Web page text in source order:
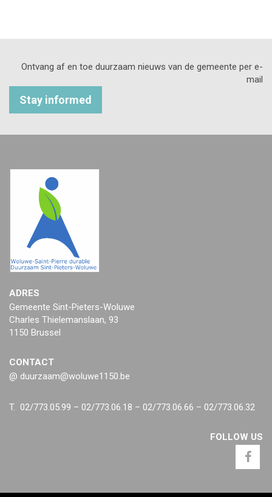
Ontvang af en toe duurzaam nieuws van de gemeente per e-
mail
Stay informed
ADRES
Gemeente Sint-Pieters-Woluwe
Charles Thielemanslaan, 93
1150 Brussel
CONTACT
@ duurzaam@woluwe1150.be
T. 02/773.05.99 – 02/773.06.18 – 02/773.06.66 – 02/773.06.32
FOLLOW US